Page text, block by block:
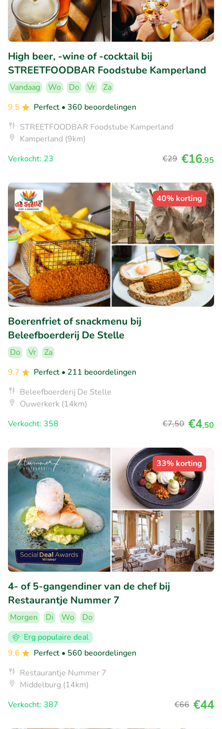
High beer, -wine of -cocktail bij
STREETFOODBAR Foodstube Kamperland
Vandaag Wo Do Vr
Za
9.5
Perfect • 360 beoordelingen
STREETFOODBAR Foodstube Kamperland
Kamperland (9km)
Verkocht: 23
€29 €16,95
40% korting
Boerenfriet of snackmenu bij
Beleefboerderij De Stelle
Do Vr
Za
9.7
Perfect • 211 beoordelingen
Beleefboerderij De Stelle
Ouwerkerk (14km)
Verkocht: 358
€7,50 €4,50
33% korting
4- of 5-gangendiner van de chef bij
Restaurantje Nummer 7
Morgen Di Wo
Do
Erg populaire deal
9.6
Perfect • 560 beoordelingen
Restaurantje Nummer 7
Middelburg (14km)
Verkocht: 387
€66 €44